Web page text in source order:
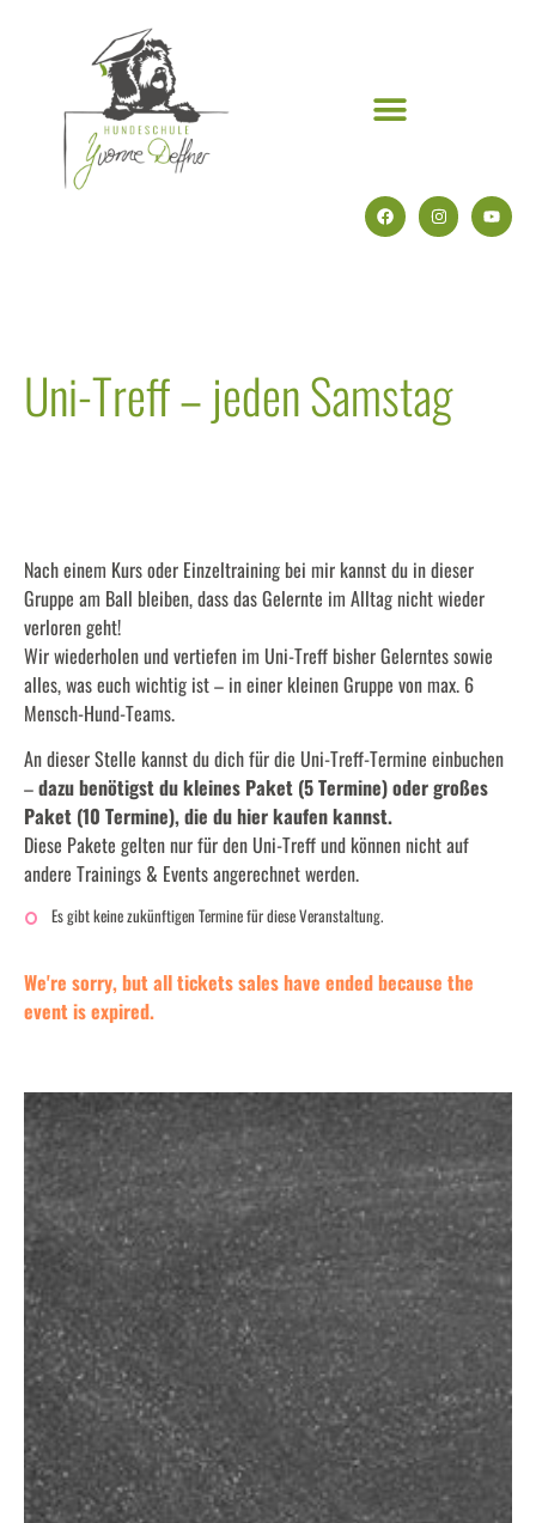
Uni-Treff – jeden Samstag
Nach einem Kurs oder Einzeltraining bei mir kannst du in dieser
Gruppe am Ball bleiben, dass das Gelernte im Alltag nicht wieder
verloren geht!
Wir wiederholen und vertiefen im Uni-Treff bisher Gelerntes sowie
alles, was euch wichtig ist – in einer kleinen Gruppe von max. 6
Mensch-Hund-Teams.
An dieser Stelle kannst du dich für die Uni-Treff-Termine einbuchen
–dazu benötigst du kleines Paket (5 Termine) oder großes
Paket (10 Termine), die duhierkaufen kannst.
Diese Pakete gelten nur für den Uni-Treff und können nicht auf
andere Trainings & Events angerechnet werden.
Es gibt keine zukünftigen Termine für diese Veranstaltung.
We're sorry, but all tickets sales have ended because the
event is expired.